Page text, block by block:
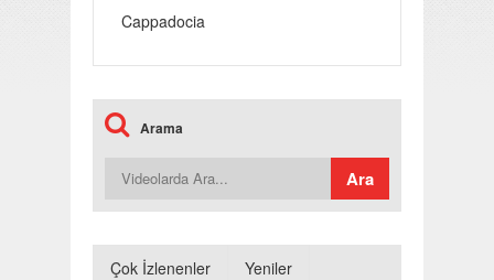
Cappadocia
Arama
Çok İzlenenler Yeniler